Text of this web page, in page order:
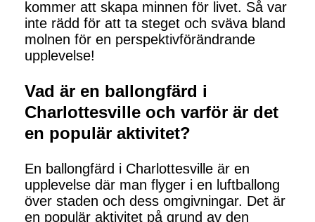
kommer att skapa minnen för livet. Så var
inte rädd för att ta steget och sväva bland
molnen för en perspektivförändrande
upplevelse!
Vad är en ballongfärd i
Charlottesville och varför är det
en populär aktivitet?
En ballongfärd i Charlottesville är en
upplevelse där man flyger i en luftballong
över staden och dess omgivningar. Det är
en populär aktivitet på grund av den